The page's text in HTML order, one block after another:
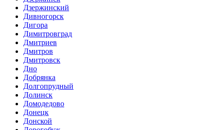
Дзержинский
Дивногорск
Дигора
Димитровград
Дмитриев
Дмитров
Дмитровск
Дно
Добрянка
Долгопрудный
Долинск
Домодедово
Донецк
Донской